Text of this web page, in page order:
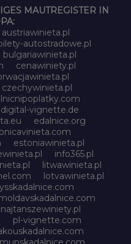
MAUTREGISTER IN
austriawinieta.pl
autostradowe.pl
bulgariawinieta.pl
cenawiniety.pl
czechywinieta.pl
digital-vignette.de
edalnice.org
estoniawinieta.pl
info365.pl
litwawinieta.pl
lotvawinieta.pl
najtanszewiniety.pl
pl-vignette.com